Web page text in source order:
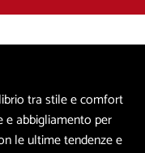
tra stile e comfort
e abbigliamento per
le ultime tendenze e